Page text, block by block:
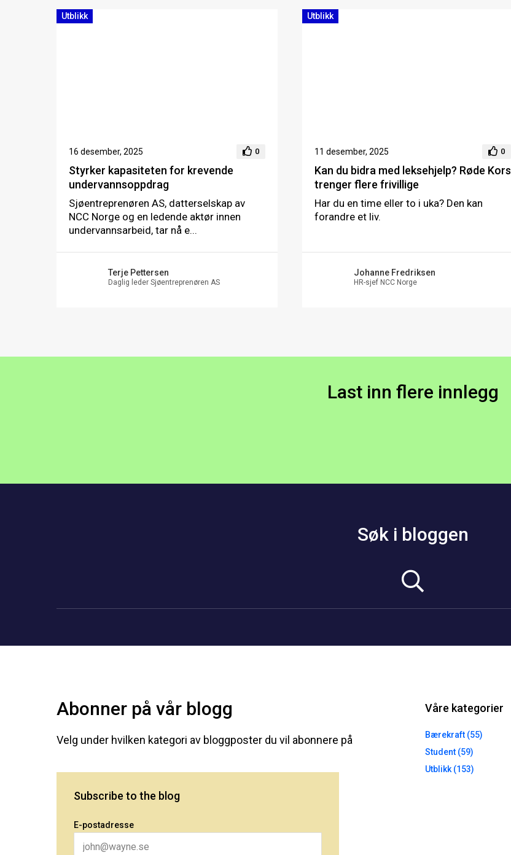
16 desember, 2025 0
Utblikk
Styrker kapasiteten for krevende
undervannsoppdrag
Sjøentreprenøren AS, datterselskap av
NCC Norge og en ledende aktør innen
undervannsarbeid, tar nå e...
Terje Pettersen
Daglig leder Sjøentreprenøren AS
11 desember, 2025 0
Utblikk
Kan du bidra med leksehjelp? Røde Kors
trenger flere frivillige
Har du en time eller to i uka? Den kan
forandre et liv.
Johanne Fredriksen
HR-sjef NCC Norge
Last inn flere innlegg
Søk i bloggen
Abonner på vår blogg
Velg under hvilken kategori av bloggposter du vil abonnere på
Subscribe to the blog
E-postadresse
Våre kategorier
Bærekraft (55)
Student (59)
Utblikk (153)